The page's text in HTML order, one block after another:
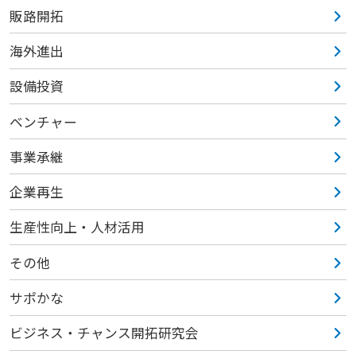
販路開拓
海外進出
設備投資
ベンチャー
事業承継
企業再生
生産性向上・人材活用
その他
サポかな
ビジネス・チャンス開拓研究会